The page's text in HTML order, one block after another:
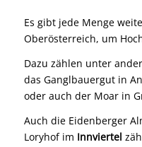
Preuner
Es gibt jede Menge
Oberösterreich, um
Dazu zählen unter
dasGanglbauergutin